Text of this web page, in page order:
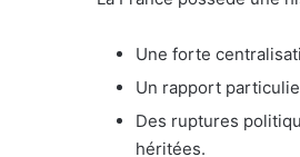
Une forte
Un rapport
Des ruptures
héritées.